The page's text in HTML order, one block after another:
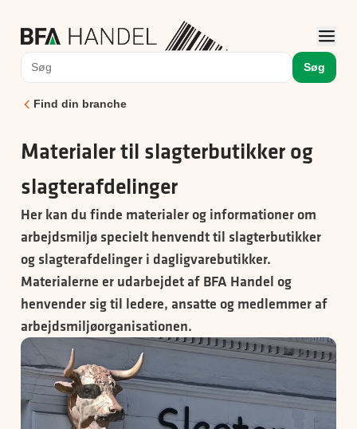
Søg
Find din branche
Materialer til slagterbutikker og
slagterafdelinger
Her kan du finde materialer og informationer om
arbejdsmiljø specielt henvendt til slagterbutikker
og slagterafdelinger i dagligvarebutikker.
Materialerne er udarbejdet af BFA Handel og
henvender sig til ledere, ansatte og medlemmer af
arbejdsmiljøorganisationen.